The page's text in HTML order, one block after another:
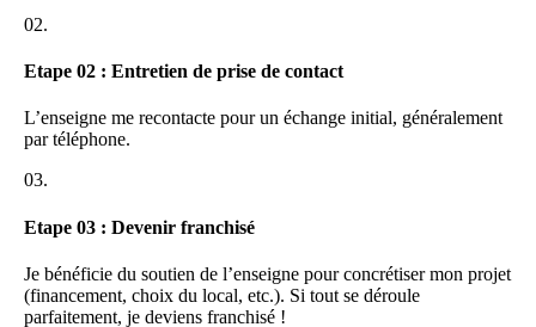
02.
Etape 02 : Entretien de prise de contact
L’enseigne me recontacte pour un échange initial, généralement
par téléphone.
03.
Etape 03 : Devenir franchisé
Je bénéficie du soutien de l’enseigne pour concrétiser mon projet
(financement, choix du local, etc.). Si tout se déroule
parfaitement, je deviens franchisé !